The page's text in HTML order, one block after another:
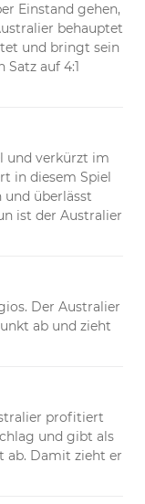
Einstand gehen,
behauptet
und bringt sein
auf 4:1
und verkürzt im
in diesem Spiel
und überlässt
ist der Australier
Der Australier
ab und zieht
profitiert
und gibt als
ab. Damit zieht er